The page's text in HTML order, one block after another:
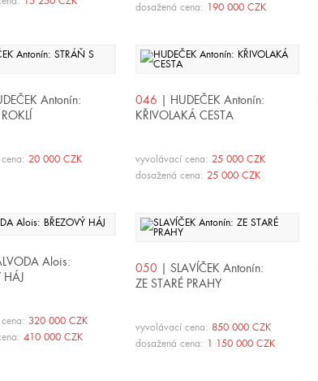
dosažená cena: 190 000 CZK
Antonín:
20 000 CZK
046 | HUDEČEK Antonín:
KŘIVOLAKÁ CESTA
vyvolávací cena: 25 000 CZK
dosažená cena: 25 000 CZK
Alois:
HÁJ
320 000 CZK
410 000 CZK
050 | SLAVÍČEK Antonín:
ZE STARÉ PRAHY
vyvolávací cena: 850 000 CZK
dosažená cena: 1 150 000 CZK